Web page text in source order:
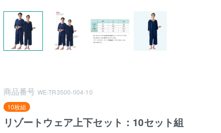
商品番号 WE-TR3500-004-10
10枚組
リゾートウェア上下セット：10セット組